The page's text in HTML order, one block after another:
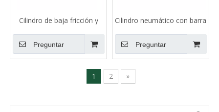
Cilindro de baja fricción y
serie FSC Neumática
Preguntar
Cilindro neumático con barra
tipo carrera doble
Preguntar
1 2 »